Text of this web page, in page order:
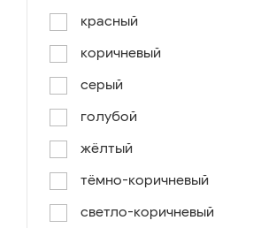
красный
коричневый
серый
голубой
жёлтый
тёмно-коричневый
светло-коричневый